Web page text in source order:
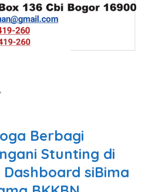
Berbagi
Stunting di
siBima